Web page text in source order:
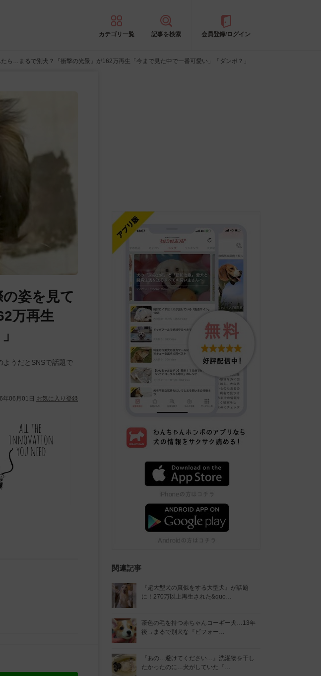
カテゴリ一覧 記事を検索 会員登録/ログイン
ら…まるで別犬？『衝撃の光景』が162万再生「今まで見た中で一番可愛い」「ダンボ？」
姿を見て
万再生
うだとSNSで話題で
年06月01日 お気に入り登録
関連記事
『超大型犬の真似をする大型犬』が話題
に！270万以上再生された&quo…
茶色の毛を持つ赤ちゃんコーギー犬…13年
後→まるで別犬な『ビフォー…
『あの…避けてください…』洗濯物を干し
たかったのに…犬がしていた『…